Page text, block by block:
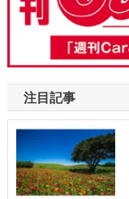
注目記事